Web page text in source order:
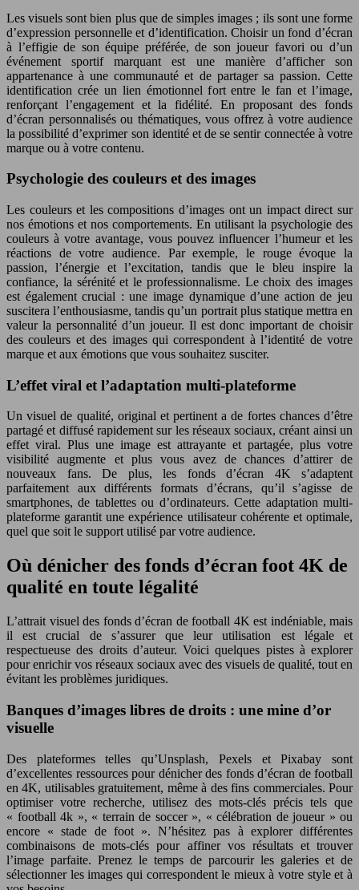
Les visuels sont bien plus que de simples images ; ils sont une forme
d’expression personnelle et d’identification. Choisir un fond d’écran
à l’effigie de son équipe préférée, de son joueur favori ou d’un
événement sportif marquant est une manière d’afficher son
appartenance à une communauté et de partager sa passion. Cette
identification crée un lien émotionnel fort entre le fan et l’image,
renforçant l’engagement et la fidélité. En proposant des fonds
d’écran personnalisés ou thématiques, vous offrez à votre audience
la possibilité d’exprimer son identité et de se sentir connectée à votre
marque ou à votre contenu.
Psychologie des couleurs et des images
Les couleurs et les compositions d’images ont un impact direct sur
nos émotions et nos comportements. En utilisant la psychologie des
couleurs à votre avantage, vous pouvez influencer l’humeur et les
réactions de votre audience. Par exemple, le rouge évoque la
passion, l’énergie et l’excitation, tandis que le bleu inspire la
confiance, la sérénité et le professionnalisme. Le choix des images
est également crucial : une image dynamique d’une action de jeu
suscitera l’enthousiasme, tandis qu’un portrait plus statique mettra en
valeur la personnalité d’un joueur. Il est donc important de choisir
des couleurs et des images qui correspondent à l’identité de votre
marque et aux émotions que vous souhaitez susciter.
L’effet viral et l’adaptation multi-plateforme
Un visuel de qualité, original et pertinent a de fortes chances d’être
partagé et diffusé rapidement sur les réseaux sociaux, créant ainsi un
effet viral. Plus une image est attrayante et partagée, plus votre
visibilité augmente et plus vous avez de chances d’attirer de
nouveaux fans. De plus, les fonds d’écran 4K s’adaptent
parfaitement aux différents formats d’écrans, qu’il s’agisse de
smartphones, de tablettes ou d’ordinateurs. Cette adaptation multi-
plateforme garantit une expérience utilisateur cohérente et optimale,
quel que soit le support utilisé par votre audience.
Où dénicher des fonds d’écran foot 4K de
qualité en toute légalité
L’attrait visuel des fonds d’écran de football 4K est indéniable, mais
il est crucial de s’assurer que leur utilisation est légale et
respectueuse des droits d’auteur. Voici quelques pistes à explorer
pour enrichir vos réseaux sociaux avec des visuels de qualité, tout en
évitant les problèmes juridiques.
Banques d’images libres de droits : une mine d’or
visuelle
Des plateformes telles qu’Unsplash, Pexels et Pixabay sont
d’excellentes ressources pour dénicher des fonds d’écran de football
en 4K, utilisables gratuitement, même à des fins commerciales. Pour
optimiser votre recherche, utilisez des mots-clés précis tels que
« football 4k », « terrain de soccer », « célébration de joueur » ou
encore « stade de foot ». N’hésitez pas à explorer différentes
combinaisons de mots-clés pour affiner vos résultats et trouver
l’image parfaite. Prenez le temps de parcourir les galeries et de
sélectionner les images qui correspondent le mieux à votre style et à